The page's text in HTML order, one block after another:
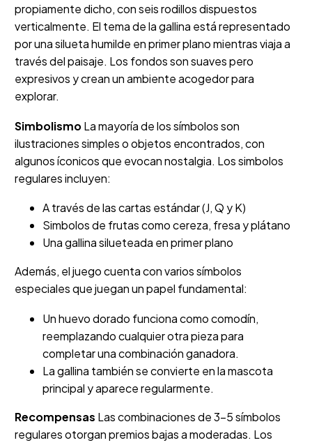
propiamente dicho, con seis rodillos dispuestos
verticalmente. El tema de la gallina está representado
por una silueta humilde en primer plano mientras viaja a
través del paisaje. Los fondos son suaves pero
expresivos y crean un ambiente acogedor para
explorar.
SimbolismoLa mayoría de los símbolos son
ilustraciones simples o objetos encontrados, con
algunos íconicos que evocan nostalgia. Los simbolos
regulares incluyen:
A través de las cartas estándar (J, Q y K)
Simbolos de frutas como cereza, fresa y plátano
Una gallina silueteada en primer plano
Además, el juego cuenta con varios símbolos
especiales que juegan un papel fundamental:
Un huevo dorado funciona como comodín,
reemplazando cualquier otra pieza para
completar una combinación ganadora.
La gallina también se convierte en la mascota
principal y aparece regularmente.
Recompensas Las combinaciones de 3-5 símbolos
regulares otorgan premios bajas a moderadas. Los